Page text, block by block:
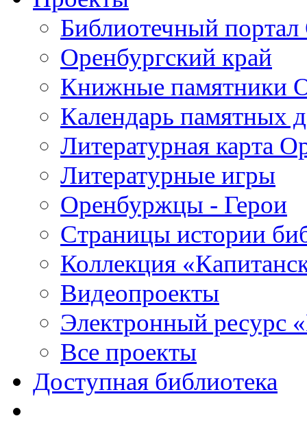
Библиотечный портал
Оренбургский край
Книжные памятники
Календарь памятных
Литературная карта
Литературные игры
Оренбуржцы - Герои
Страницы истории
Коллекция
Видеопроекты
Электронный ресурс
Все проекты
Доступная библиотека